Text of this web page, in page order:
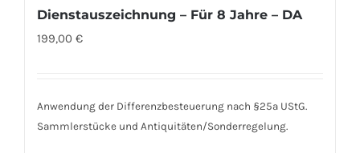
Dienstauszeichnung – Für 8 Jahre – DA
199,00 €
Anwendung der Differenzbesteuerung nach §25a UStG.
Sammlerstücke und Antiquitäten/Sonderregelung.